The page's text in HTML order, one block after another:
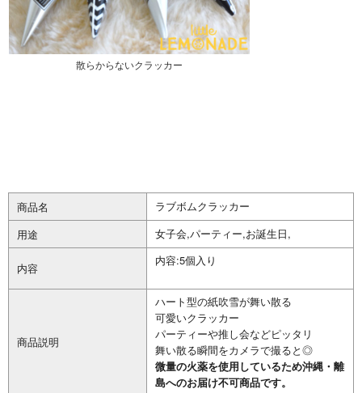
散らからないクラッカー
商品名
ラブボムクラッカー
用途
女子会,パーティー,お誕生日,
内容
内容:5個入り
商品説明
ハート型の紙吹雪が舞い散る
可愛いクラッカー
パーティーや推し会などピッタリ
舞い散る瞬間をカメラで撮ると◎
微量の火薬を使用しているため沖縄・離
島へのお届け不可商品です。